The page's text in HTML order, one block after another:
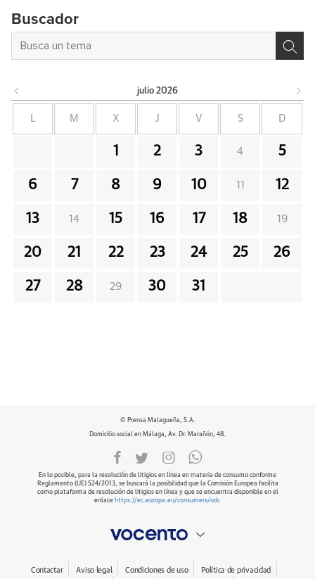
Buscador
julio 2026
M X J V S D
1 2 3 4 5
6 7 8 9 10 11 12
13 14 15 16 17 18 19
20 21 22 23 24 25 26
27 28 29 30 31
© Prensa Malagueña, S.A.
Domicilio social en Málaga, Av. Dr. Marañón, 48.
En lo posible, para la resolución de litigios en línea en materia de consumo conforme
Reglamento (UE) 524/2013, se buscará la posibilidad que la Comisión Europea facilita
como plataforma de resolución de litigios en línea y que se encuentra disponible en el
enlace https://ec.europa.eu/consumers/odr.
Contactar Aviso legal Condiciones de uso Política de privacidad